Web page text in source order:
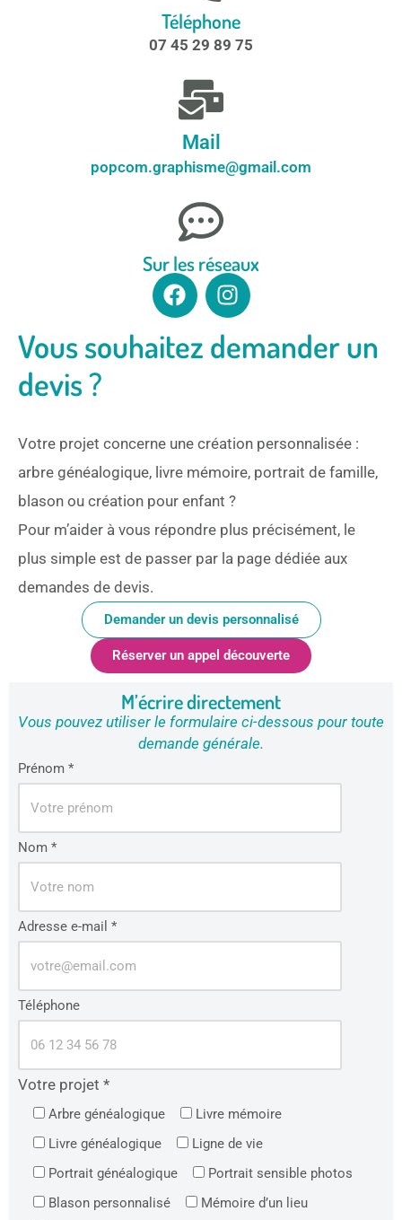
Téléphone
07 45 29 89 75
Mail
popcom.graphisme@gmail.com
Sur les réseaux
Vous souhaitez demander un
devis ?
Votre projet concerne une création personnalisée :
arbre généalogique, livre mémoire, portrait de famille,
blason ou création pour enfant ?
Pour m’aider à vous répondre plus précisément, le
plus simple est de passer par la page dédiée aux
demandes de devis.
Demander un devis personnalisé
Réserver un appel découverte
M’écrire directement
Vous pouvez utiliser le formulaire ci-dessous pour toute
demande générale.
Prénom *
Nom *
Adresse e-mail *
Téléphone
Votre projet *
Arbre généalogique
Livre mémoire
Livre généalogique
Ligne de vie
Portrait généalogique
Portrait sensible photos
Blason personnalisé
Mémoire d’un lieu